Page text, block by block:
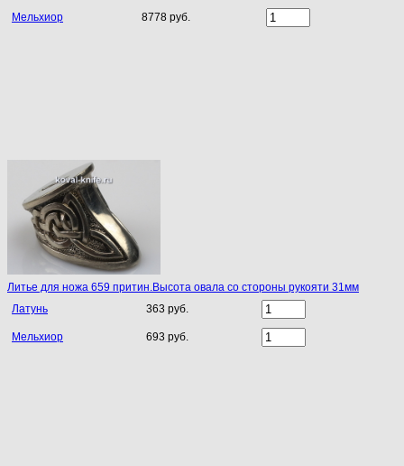
Мельхиор 8778 руб.
Литье для ножа 659 притин.Высота овала со стороны рукояти 31мм
Латунь
363 руб.
Мельхиор 693 руб.